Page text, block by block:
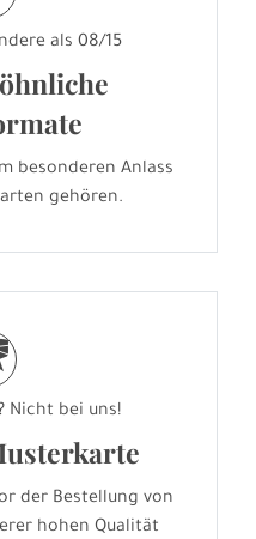
als 08/15
besonderen Anlass
gehören.
Nicht bei uns!
der Bestellung von
hohen Qualität